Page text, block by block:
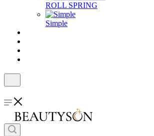
ROLL SPRING
Simple